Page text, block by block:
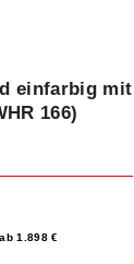
einfarbig mit
166)
ab1.898€